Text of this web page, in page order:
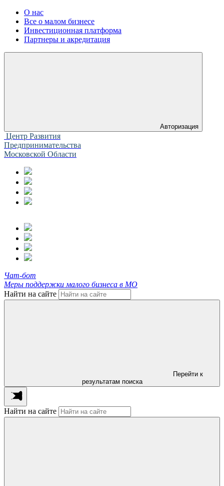
О нас
Все о малом бизнесе
Инвестиционная платформа
Партнеры и акредитация
Авторизация
Центр Развития
Предпринимательства
Московской Области
Чат-бот
Меры поддержки малого бизнеса в МО
Найти на сайте
Перейти к
результатам поиска
Найти на сайте